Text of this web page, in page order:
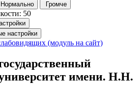
Нормально Громче
50
настройки
(модуль на сайт)
имени. Н.Н.